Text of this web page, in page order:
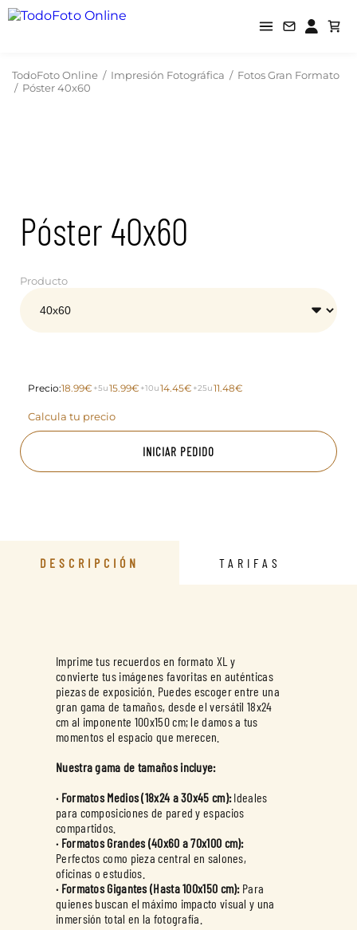
TodoFoto Online / Impresión Fotográfica / Fotos Gran Formato
/ Póster 40x60
Póster 40x60
Producto
Precio:18.99€ +5u15.99€ +10u14.45€ +25u11.48€
Calcula tu precio
INICIAR PEDIDO
DESCRIPCIÓN TARIFAS
Imprime tus recuerdos en formato XL y
convierte tus imágenes favoritas en auténticas
piezas de exposición. Puedes escoger entre una
gran gama de tamaños, desde el versátil 18x24
cm al imponente 100x150 cm; le damos a tus
momentos el espacio que merecen.
Nuestra gama de tamaños incluye:
· Formatos Medios (18x24 a 30x45 cm):Ideales
para composiciones de pared y espacios
· Formatos Grandes (40x60 a 70x100 cm):
Perfectos como pieza central en salones,
· Formatos Gigantes (Hasta 100x150 cm): Para
quienes buscan el máximo impacto visual y una
inmersión total en la fotografía.